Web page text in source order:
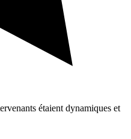
étaient dynamiques et